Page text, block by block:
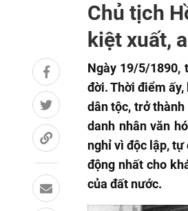
Chủ tịch
kiệt xuất,
Ngày 19/5/1890,
đời. Thời điểm
dân tộc, trở
danh nhân văn
nghỉ vì độc lập,
động nhất cho
của đất nước.